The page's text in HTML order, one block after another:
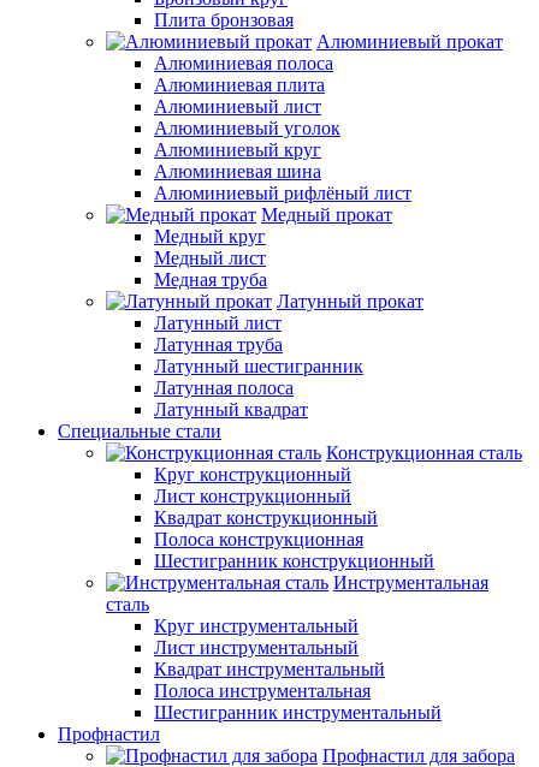
Плита бронзовая
Алюминиевый прокат
Алюминиевая полоса
Алюминиевая плита
Алюминиевый лист
Алюминиевый уголок
Алюминиевый круг
Алюминиевая шина
Алюминиевый рифлёный лист
Медный прокат
Медный круг
Медный лист
Медная труба
Латунный прокат
Латунный лист
Латунная труба
Латунный шестигранник
Латунная полоса
Латунный квадрат
Специальные стали
Конструкционная сталь
Круг конструкционный
Лист конструкционный
Квадрат конструкционный
Полоса конструкционная
Шестигранник конструкционный
Инструментальная
сталь
Круг инструментальный
Лист инструментальный
Квадрат инструментальный
Полоса инструментальная
Шестигранник инструментальный
Профнастил
Профнастил для забора